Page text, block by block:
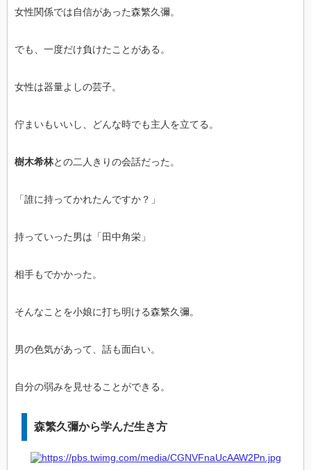
女性関係では自信があった森繁久彌。
でも、一度だけ負けたことがある。
女性は器量よしの芸子。
佇まいもいいし、どんな時でも主人を立てる。
樹木希林との二人きりの会話だった。
「誰に持ってかれたんですか？」
持っていった男は「田中角栄」
相手もでかかった。
そんなことを小娘に打ち明ける森繁久彌。
男の色気があって、話も面白い。
自分の弱みを見せることができる。
森繁久彌から学んだ生き方